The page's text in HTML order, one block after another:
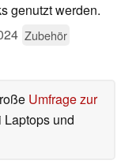
genutzt werden.
Zubehör
Umfrage zur
und